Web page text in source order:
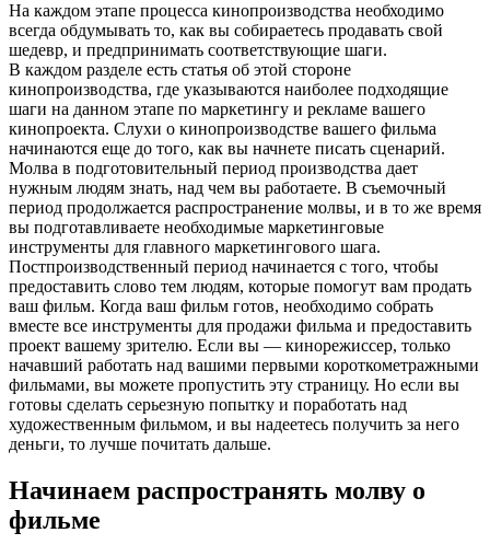
На каждом этапе процесса кинопроизводства необходимо
всегда обдумывать то, как вы собираетесь продавать свой
шедевр, и предпринимать соответствующие шаги.
В каждом разделе есть статья об этой стороне
кинопроизводства, где указываются наиболее подходящие
шаги на данном этапе по маркетингу и рекламе вашего
кинопроекта. Слухи о кинопроизводстве вашего фильма
начинаются еще до того, как вы начнете писать сценарий.
Молва в подготовительный период производства дает
нужным людям знать, над чем вы работаете. В съемочный
период продолжается распространение молвы, и в то же время
вы подготавливаете необходимые маркетинговые
инструменты для главного маркетингового шага.
Постпроизводственный период начинается с того, чтобы
предоставить слово тем людям, которые помогут вам продать
ваш фильм. Когда ваш фильм готов, необходимо собрать
вместе все инструменты для продажи фильма и предоставить
проект вашему зрителю. Если вы — кинорежиссер, только
начавший работать над вашими первыми короткометражными
фильмами, вы можете пропустить эту страницу. Но если вы
готовы сделать серьезную попытку и поработать над
художественным фильмом, и вы надеетесь получить за него
деньги, то лучше почитать дальше.
Начинаем распространять молву о
фильме